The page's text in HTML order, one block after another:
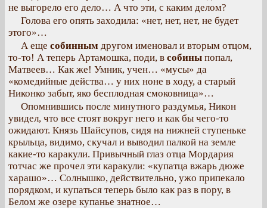
не выгорело его дело… А что эти, с каким делом?
Голова его опять заходила: «нет, нет, нет, не будет
этого»…
А еще собинным другом именовал и вторым отцом,
то-то! А теперь Артамошка, поди, в собины попал,
Матвеев… Как же! Умник, учен… «мусы» да
«комедийные действа… у них ноне в ходу, а старый
Никонко забыт, яко бесплодная смоковница»…
Опомнившись после минутного раздумья, Никон
увидел, что все стоят вокруг него и как бы чего-то
ожидают. Князь Шайсупов, сидя на нижней ступеньке
крыльца, видимо, скучал и выводил палкой на земле
какие-то каракули. Привычный глаз отца Мордария
тотчас же прочел эти каракули: «купатца вжарь дюже
харашо»… Солнышко, действительно, ужо припекало
порядком, и купаться теперь было как раз в пору, в
Белом же озере купанье знатное…